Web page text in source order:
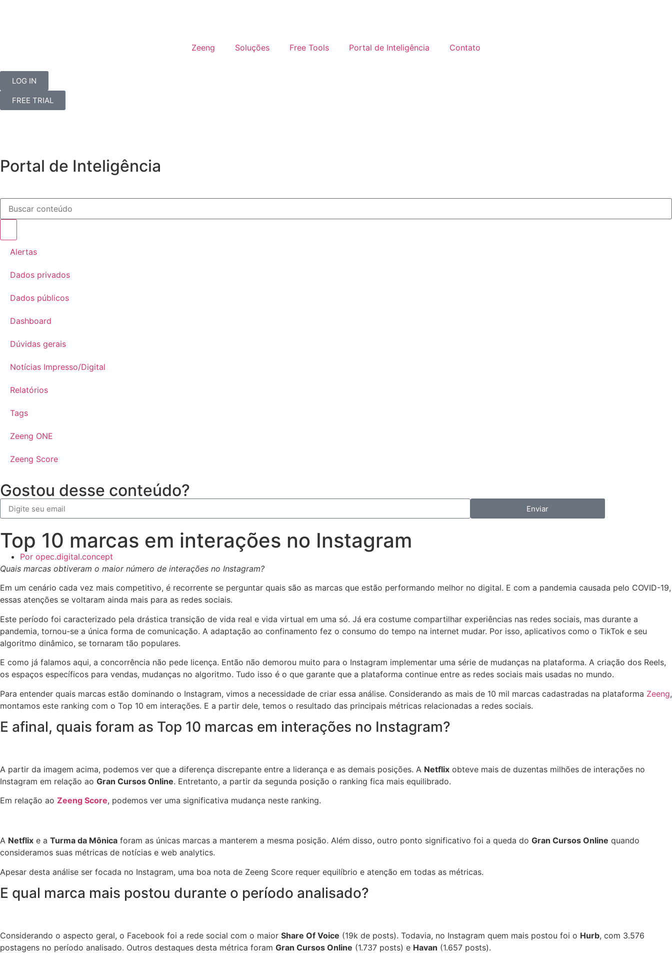
Zeeng Soluções Free Tools Portal de Inteligência Contato
LOG IN
FREE TRIAL
Portal de Inteligência
Alertas
Dados privados
Dados públicos
Dashboard
Dúvidas gerais
Notícias Impresso/Digital
Relatórios
Tags
Zeeng ONE
Zeeng Score
Gostou desse conteúdo?
Enviar
Top 10 marcas em interações no Instagram
Por opec.digital.concept
Quais marcas obtiveram o maior número de interações no Instagram?
Em um cenário cada vez mais competitivo, é recorrente se perguntar quais são as marcas que estão performando melhor no digital. E com a pandemia causada pelo COVID-19,
essas atenções se voltaram ainda mais para as redes sociais.
Este período foi caracterizado pela drástica transição de vida real e vida virtual em uma só. Já era costume compartilhar experiências nas redes sociais, mas durante a
pandemia, tornou-se a única forma de comunicação. A adaptação ao confinamento fez o consumo do tempo na internet mudar. Por isso, aplicativos como o TikTok e seu
algoritmo dinâmico, se tornaram tão populares.
E como já falamos aqui, a concorrência não pede licença. Então não demorou muito para o Instagram implementar uma série de mudanças na plataforma. A criação dos Reels,
os espaços específicos para vendas, mudanças no algoritmo. Tudo isso é o que garante que a plataforma continue entre as redes sociais mais usadas no mundo.
Para entender quais marcas estão dominando o Instagram, vimos a necessidade de criar essa análise. Considerando as mais de 10 mil marcas cadastradas na plataforma Zeeng,
montamos este ranking com o Top 10 em interações. E a partir dele, temos o resultado das principais métricas relacionadas a redes sociais.
E afinal, quais foram as Top 10 marcas em interações no Instagram?
A partir da imagem acima, podemos ver que a diferença discrepante entre a liderança e as demais posições. A Netflix obteve mais de duzentas milhões de interações no
Instagram em relação ao Gran Cursos Online. Entretanto, a partir da segunda posição o ranking fica mais equilibrado.
Em relação ao Zeeng Score, podemos ver uma significativa mudança neste ranking.
A Netflix e a Turma da Mônica foram as únicas marcas a manterem a mesma posição. Além disso, outro ponto significativo foi a queda do Gran Cursos Online quando
consideramos suas métricas de notícias e web analytics.
Apesar desta análise ser focada no Instagram, uma boa nota de Zeeng Score requer equilíbrio e atenção em todas as métricas.
E qual marca mais postou durante o período analisado?
Considerando o aspecto geral, o Facebook foi a rede social com o maior Share Of Voice (19k de posts). Todavia, no Instagram quem mais postou foi o Hurb, com 3.576
postagens no período analisado. Outros destaques desta métrica foram Gran Cursos Online (1.737 posts) e Havan (1.657 posts).